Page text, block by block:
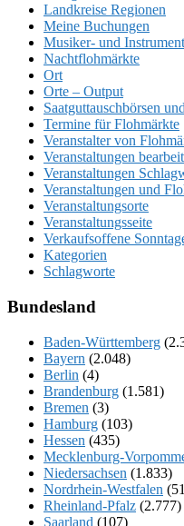
Landkreise Regionen
Meine Buchungen
Musiker- und
Nachtflohmärkte
Ort
Orte – Output
Saatguttauschbörsen
Termine für Flohmärkte
Veranstalter von
Veranstaltungen
Veranstaltungen
Veranstaltungen und
Veranstaltungsorte
Veranstaltungsseite
Verkaufsoffene
Kategorien
Schlagworte
Bundesland
Baden-Württemberg
Bayern (2.048)
Berlin (4)
Brandenburg (1.581)
Bremen (3)
Hamburg (103)
Hessen (435)
Mecklenburg-
Niedersachsen (1.833)
Nordrhein-Westfalen
Rheinland-Pfalz (2.777)
Saarland (107)